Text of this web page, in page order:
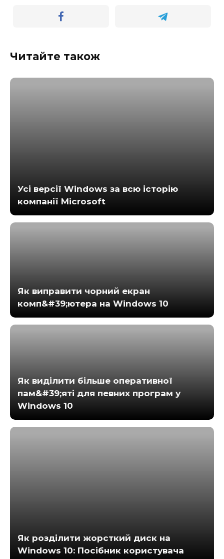
Читайте також
Усі версії Windows за всю історію
компанії Microsoft
Як виправити чорний екран
комп&#39;ютера на Windows 10
Як виділити більше оперативної
пам&#39;яті для певних програм у
Windows 10
Як розділити жорсткий диск на
Windows 10: Посібник користувача